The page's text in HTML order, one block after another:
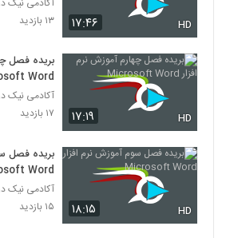
۱۷:۴۶ HD
۱۳ بازدید
۱۷:۱۹ HD
بریده فصل
Word
آکادمی نیک
۱۷ بازدید
۱۸:۱۵ HD
بریده فصل
Word
آکادمی نیک
۱۵ بازدید